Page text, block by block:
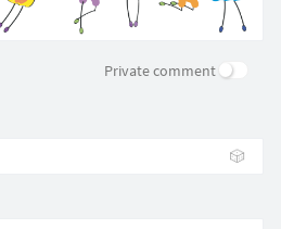
Private comment
🎲